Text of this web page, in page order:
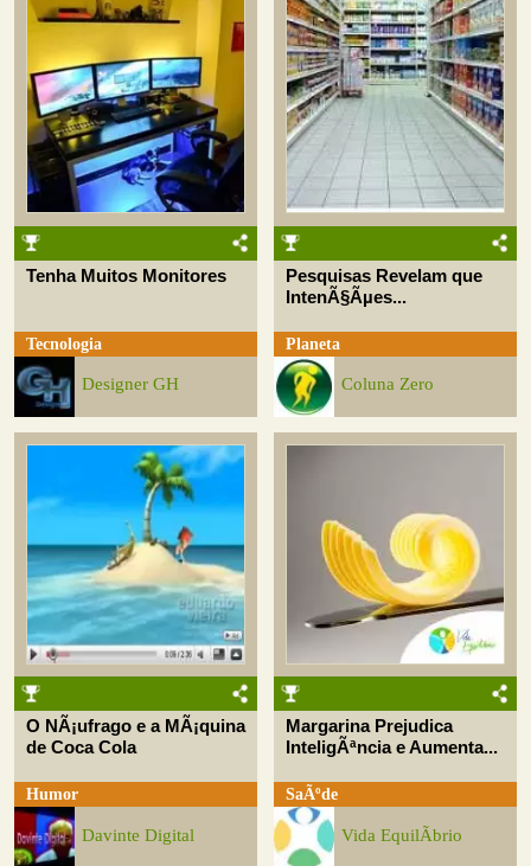
Tenha Muitos Monitores
Tecnologia
Designer GH
Pesquisas Revelam que
IntenÃ§Ãµes...
Planeta
Coluna Zero
O NÃ¡ufrago e a MÃ¡quina
de Coca Cola
Humor
Davinte Digital
Margarina Prejudica
InteligÃªncia e Aumenta...
SaÃºde
Vida EquilÃ­brio